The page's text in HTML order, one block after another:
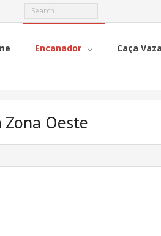
Encanador Caça
Zona Oeste